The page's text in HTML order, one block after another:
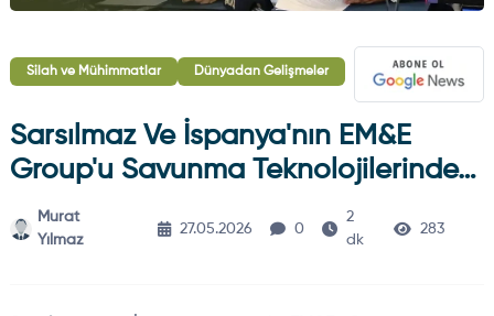
Silah ve Mühimmatlar Dünyadan Gelişmeler
Sarsılmaz Ve İspanya'nın EM&E
Group'u Savunma Teknolojilerinde…
Murat
Yılmaz
27.05.2026 0
2
dk
283